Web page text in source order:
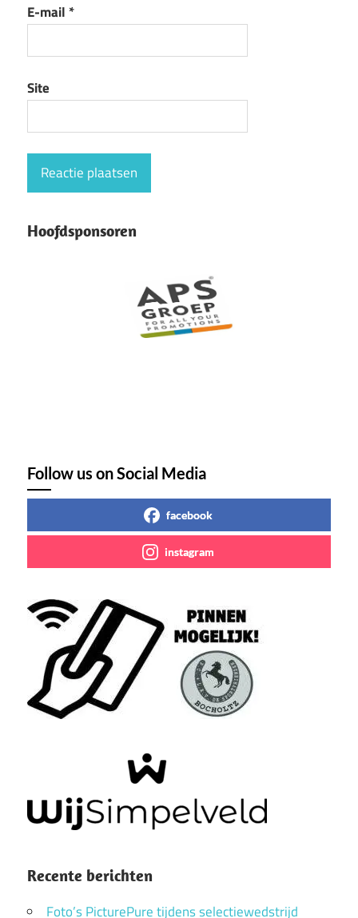
E-mail *
Site
Hoofdsponsoren
Follow us on Social Media
facebook
instagram
Recente berichten
Foto’s PicturePure tijdens selectiewedstrijd